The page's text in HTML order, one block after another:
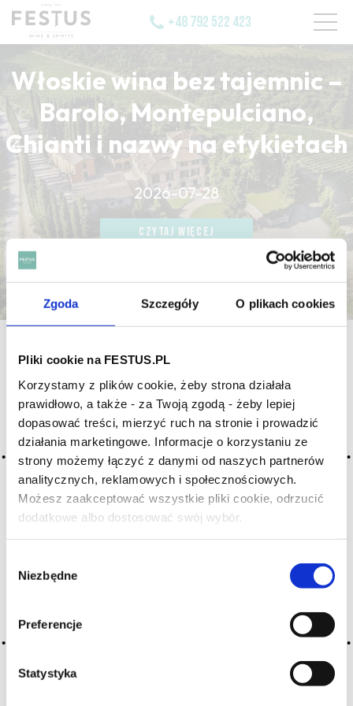
Zgoda Szczegóły O plikach cookies
Pliki cookie na FESTUS.PL
Korzystamy z plików cookie, żeby strona działała
prawidłowo, a także - za Twoją zgodą - żeby lepiej
dopasować treści, mierzyć ruch na stronie i prowadzić
działania marketingowe. Informacje o korzystaniu ze
strony możemy łączyć z danymi od naszych partnerów
analitycznych, reklamowych i społecznościowych.
Możesz zaakceptować wszystkie pliki cookie, odrzucić
dodatkowe albo dostosować swój wybór.
zgody
Niezbędne
Preferencje
Statystyka
Czy masz ukończone 18 lat?
+48 792 522 423
Włoskie wina bez tajemnic –
Barolo, Montepulciano,
Chianti i nazwy na etykietach
2026-07-28
CZYTAJ WIĘCEJ
CZYTAJ WIĘCEJ
CZYTAJ WIĘCEJ
Archiwum wpisów tagu: reflet
refleks
migotanie wywołane przez światło na powierzchni wina,
odblask, odbicie światła na powierzchni świadczące o tym,
że wino jest przejrzyste, przezroczyste, błyszczące,
transparentne, czyste, połyskliwe
CZYTAJ WIĘCEJ